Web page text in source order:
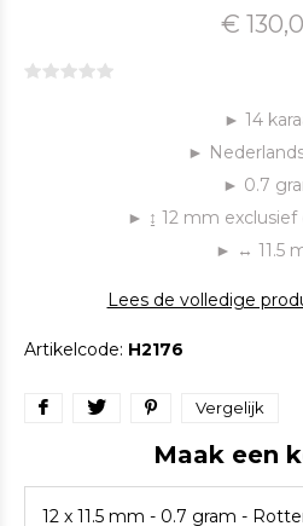
€
► 14
►
► 0.7
► ↨ 12 mm
► ↔ 11.5
Lees de volledige
Artikelcode: H2176
Vergelijk
Maak een